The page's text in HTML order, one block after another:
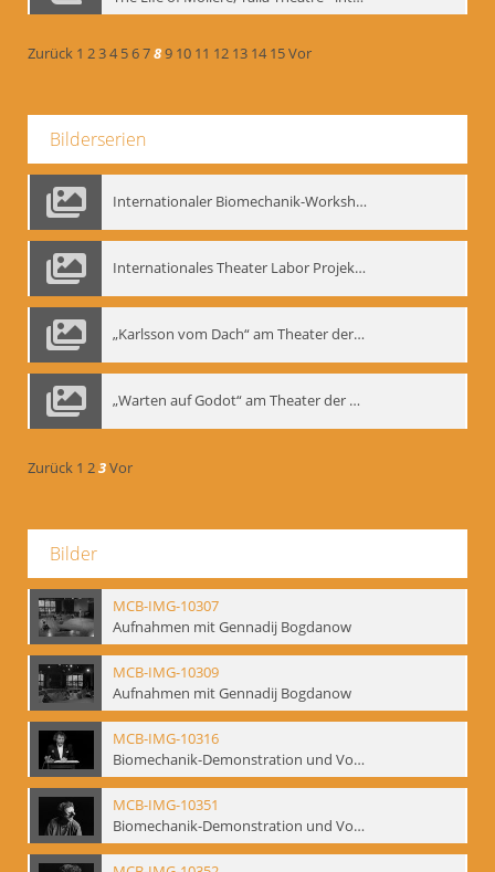
Zurück 1 234 56789 10 11 12 13 14 15Vor
Bilderserien
Internationaler Biomechanik-Workshop, Moskau 1993
Internationales Theater Labor Projekt: Play Don Juan
„Karlsson vom Dach“ am Theater der Satire, Moskau 1985
„Warten auf Godot“ am Theater der Saire, Moskau 1980er
Zurück 1 23Vor
Bilder
MCB-IMG-10307
Aufnahmen mit Gennadij Bogdanow
MCB-IMG-10309
Aufnahmen mit Gennadij Bogdanow
MCB-IMG-10316
Biomechanik-Demonstration und Vortrag, Berliner Ensemble, 04.10.1991
MCB-IMG-10351
Biomechanik-Demonstration und Vortrag, Berliner Ensemble, 04.10.1991